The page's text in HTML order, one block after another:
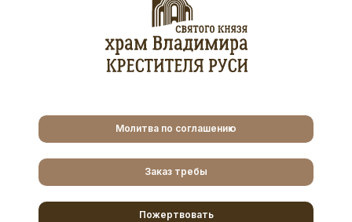
Молитва по соглашению
Заказ требы
Пожертвовать